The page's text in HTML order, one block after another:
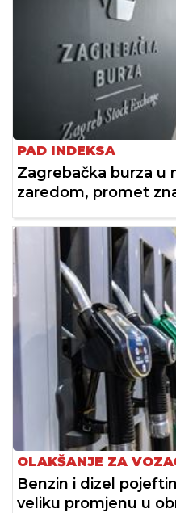
PAD INDEKSA
Zagrebačka burza u
zaredom, promet
OLAKŠANJE ZA
Benzin i dizel
veliku promjenu u